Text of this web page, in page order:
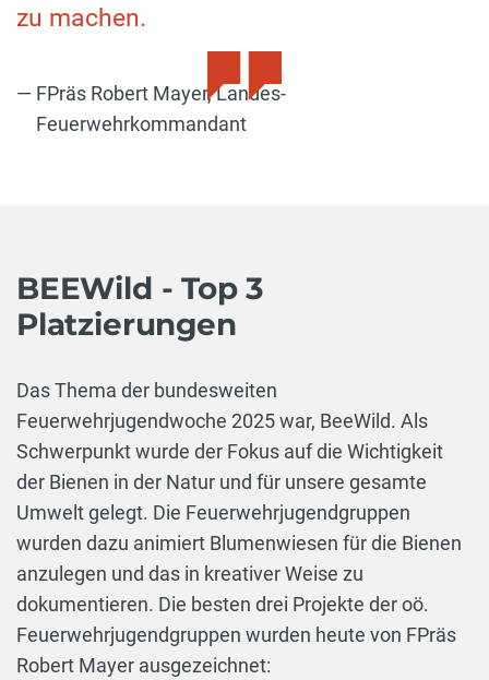
zu machen.
FPräs Robert Mayer, Landes-
Feuerwehrkommandant
BEEWild - Top 3
Platzierungen
Das Thema der bundesweiten
Feuerwehrjugendwoche 2025 war, BeeWild. Als
Schwerpunkt wurde der Fokus auf die Wichtigkeit
der Bienen in der Natur und für unsere gesamte
Umwelt gelegt. Die Feuerwehrjugendgruppen
wurden dazu animiert Blumenwiesen für die Bienen
anzulegen und das in kreativer Weise zu
dokumentieren. Die besten drei Projekte der oö.
Feuerwehrjugendgruppen wurden heute von FPräs
Robert Mayer ausgezeichnet: